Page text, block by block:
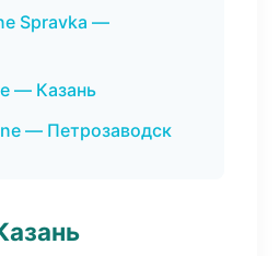
Spravka —
— Казань
— Петрозаводск